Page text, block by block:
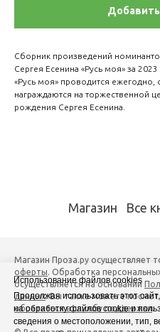
Добавить
Сборник произведений
Сергея Есенина «Русь моя» за
«Русь моя» проводится ежегодно,
награждаются на торжественной
рождения Сергея Есенина.
Использование файлов cookies
Продолжая использовать этот
на обработку файлов cookie и
сведения о местоположении, тип,
Магазин Все
Магазин Проза.ру осуществляет
оферты. Обработка
осуществляется на основании
данных. Вы также можете
обратиться в службу поддержки.